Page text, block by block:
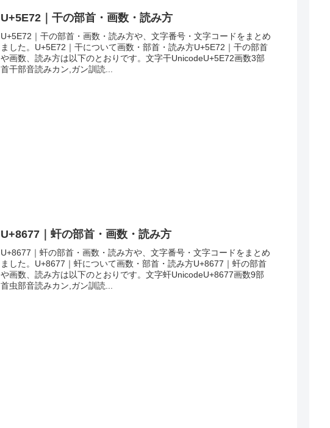
U+5E72｜干の部首・画数・読み方
U+5E72｜干の部首・画数・読み方や、文字番号・文字コードをまとめ
ました。U+5E72｜干について画数・部首・読み方U+5E72｜干の部首
や画数、読み方は以下のとおりです。文字干UnicodeU+5E72画数3部
首干部音読みカン,ガン訓読...
U+8677｜虷の部首・画数・読み方
U+8677｜虷の部首・画数・読み方や、文字番号・文字コードをまとめ
ました。U+8677｜虷について画数・部首・読み方U+8677｜虷の部首
や画数、読み方は以下のとおりです。文字虷UnicodeU+8677画数9部
首虫部音読みカン,ガン訓読...